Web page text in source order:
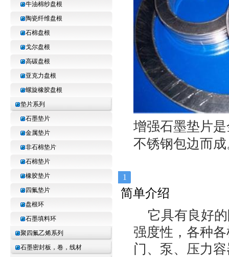
牛油棉纱盘根
陶瓷纤维盘根
石棉盘根
戈尔盘根
高碳盘根
亚克力盘根
螺旋橡胶盘根
垫片系列
石墨垫片
金属垫片
非石棉垫片
石棉垫片
橡胶垫片
四氟垫片
盘根环
石墨填料环
聚四氟乙烯系列
石墨密封板，卷，线材
增强石墨垫片
不锈钢包边而
1
简单介绍
它具有良好
强度性，各种
门、泵、压力